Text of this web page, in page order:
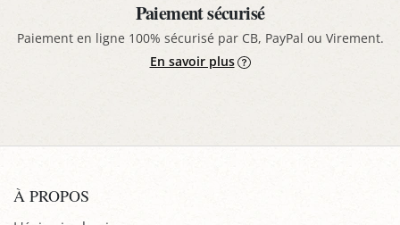
Paiement sécurisé
Paiement en ligne 100% sécurisé par CB, PayPal ou Virement.
En savoir plus
À PROPOS